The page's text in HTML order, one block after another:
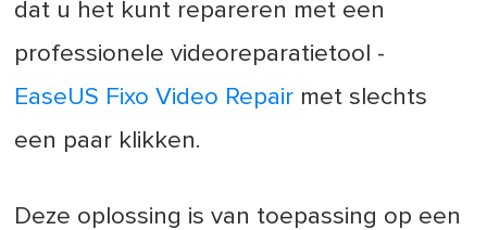
dat u het kunt repareren met een
professionele videoreparatietool -
EaseUS Fixo Video Repair met slechts
een paar klikken.
Deze oplossing is van toepassing op een